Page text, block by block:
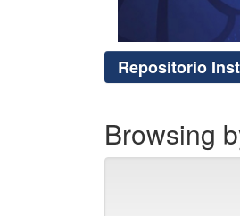
Repositorio
Browsing